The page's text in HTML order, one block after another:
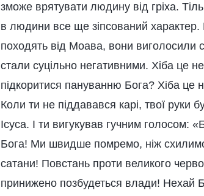
зможе врятувати людину від гріха.
в людини все ще зіпсований
походять від Моава, вони виголосили
стали суцільно негативними. Хіба це
підкоритися пануванню Бога? Хіба це
Коли ти не піддавався карі, твої руки
Ісуса. І ти вигукував гучним
Бога! Ми швидше помремо, ніж
сатани! Повстань проти великого
принижено позбудеться влади! Нехай